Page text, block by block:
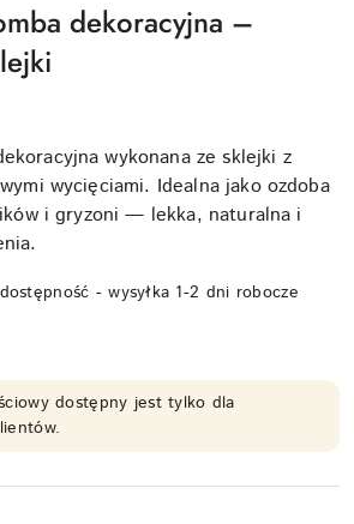
dekoracyjna –
wykonana ze sklejki z
wycięciami. Idealna jako ozdoba
i gryzoni — lekka, naturalna i
- wysyłka 1-2 dni robocze
dostępny jest tylko dla